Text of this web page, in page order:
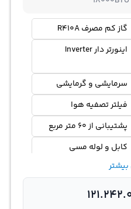
گاز کم مصرف R410A
اینورتر دار Inverter
سرمایشی و گرمایشی
فیلتر تصفیه هوا
پشتیبانی از 60 متر مربع
کابل و لوله مسی